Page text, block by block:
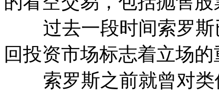
过去一段时间索罗斯
回投资市场标志着立场
索罗斯之前就曾对类